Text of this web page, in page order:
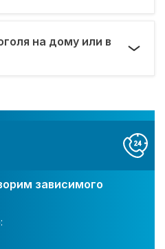
зависимого
на дому или в